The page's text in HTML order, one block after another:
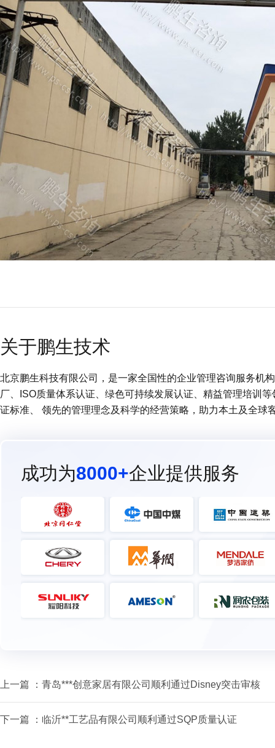
关于鹏生技术
北京鹏生科技有限公司，是一家全国性的企业管理咨询服务机
厂、ISO质量体系认证、绿色可持续发展认证、精益管理培训
证标准、 领先的管理理念及科学的经营策略，助力本土及全球
成功为8000+企业提供服务
上一篇 ： 青岛***创意家居有限公司顺利通过Disney突击审核
下一篇 ： 临沂**工艺品有限公司顺利通过SQP质量认证